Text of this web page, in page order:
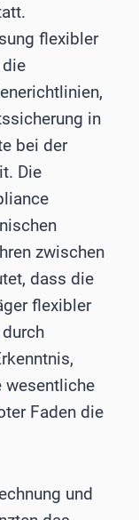
flexibler
in
bei der
Die
zwischen
dass die
flexibler
wesentliche
Faden die
und